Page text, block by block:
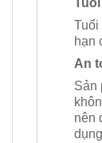
Tuổi
hạn
An
Sản
nên